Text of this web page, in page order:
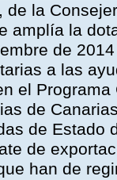
de la
amplía la
de
a las
el
de
de Estado
de
han de